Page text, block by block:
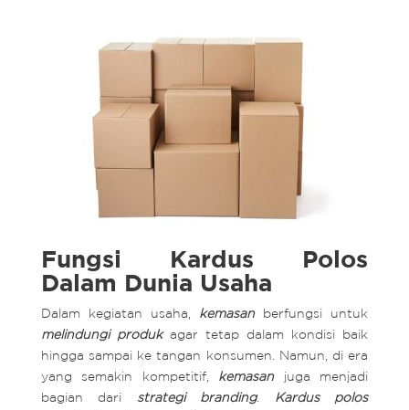
Fungsi Kardus Polos
Dalam Dunia Usaha
Dalam kegiatan usaha, kemasanberfungsi untuk
melindungi produkagar tetap dalam kondisi baik
hingga sampai ke tangan konsumen. Namun, di era
yang semakin kompetitif, kemasanjuga menjadi
bagian dari strategi branding. Kardus polos